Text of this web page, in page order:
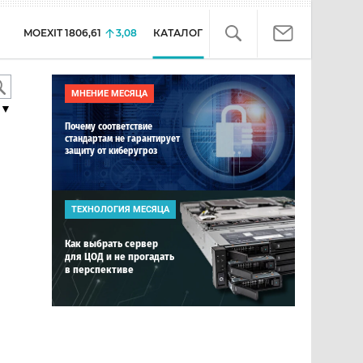
MOEXIT 1806,61 3,08 КАТАЛОГ
МНЕНИЕ МЕСЯЦА
Почему соответствие
стандартам не гарантирует
защиту от киберугроз
ТЕХНОЛОГИЯ МЕСЯЦА
Как выбрать сервер
для ЦОД и не прогадать
в перспективе